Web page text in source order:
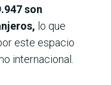
son
lo que
este espacio
internacional.